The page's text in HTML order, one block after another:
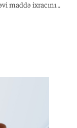
maddə ixracını
ötən ilin eyni